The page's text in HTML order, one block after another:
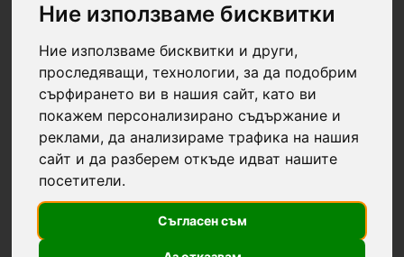
Ние използваме бисквитки
Ние използваме бисквитки и други,
проследяващи, технологии, за да подобрим
сърфирането ви в нашия сайт, като ви
покажем персонализирано съдържание и
реклами, да анализираме трафика на нашия
сайт и да разберем откъде идват нашите
посетители.
Съгласен съм